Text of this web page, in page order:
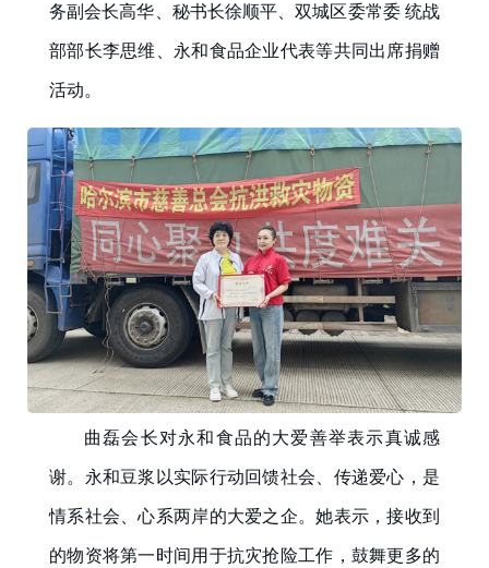
务副会长高华、秘书长徐顺平、双城区委常委 统战
部部长李思维、永和食品企业代表等共同出席捐赠
活动。
曲磊会长对永和食品的大爱善举表示真诚感
谢。永和豆浆以实际行动回馈社会、传递爱心，是
情系社会、心系两岸的大爱之企。她表示，接收到
的物资将第一时间用于抗灾抢险工作，鼓舞更多的